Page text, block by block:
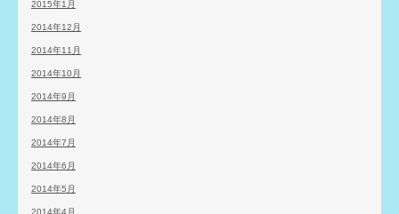
2015年1月
2014年12月
2014年11月
2014年10月
2014年9月
2014年8月
2014年7月
2014年6月
2014年5月
2014年4月